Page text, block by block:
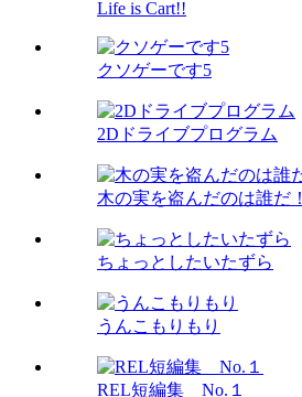
Life is Cart!!
クソゲーです5
2Dドライブプログラム
木の実を盗んだのは誰だ！
ちょっとしたいたずら
うんこもりもり
REL短編集 No.１